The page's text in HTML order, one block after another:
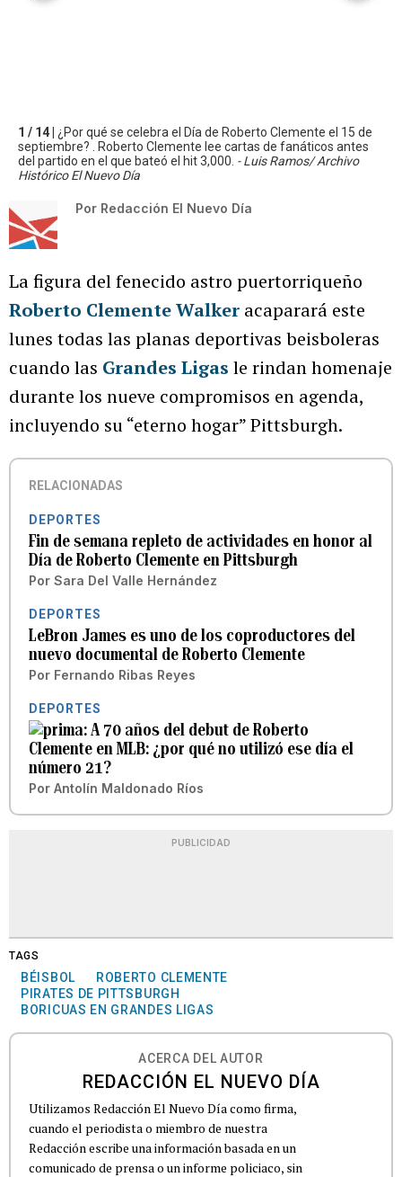
1 / 14 | ¿Por qué se celebra el Día de Roberto Clemente el 15 de
septiembre? . Roberto Clemente lee cartas de fanáticos antes
del partido en el que bateó el hit 3,000. - Luis Ramos/ Archivo
Histórico El Nuevo Día
Por Redacción El Nuevo Día
La figura del fenecido astro puertorriqueño
Roberto Clemente Walker acaparará este
lunes todas las planas deportivas beisboleras
cuando las Grandes Ligas le rindan homenaje
durante los nueve compromisos en agenda,
incluyendo su “eterno hogar” Pittsburgh.
RELACIONADAS
DEPORTES
Fin de semana repleto de actividades en honor al
Día de Roberto Clemente en Pittsburgh
Por Sara Del Valle Hernández
DEPORTES
LeBron James es uno de los coproductores del
nuevo documental de Roberto Clemente
Por Fernando Ribas Reyes
DEPORTES
A 70 años del debut de Roberto
Clemente en MLB: ¿por qué no utilizó ese día el
número 21?
Por Antolín Maldonado Ríos
PUBLICIDAD
TAGS
BÉISBOL
ROBERTO CLEMENTE
PIRATES DE PITTSBURGH
BORICUAS EN GRANDES LIGAS
ACERCA DEL AUTOR
REDACCIÓN EL NUEVO DÍA
Utilizamos Redacción El Nuevo Día como firma,
cuando el periodista o miembro de nuestra
Redacción escribe una información basada en un
comunicado de prensa o un informe policiaco, sin